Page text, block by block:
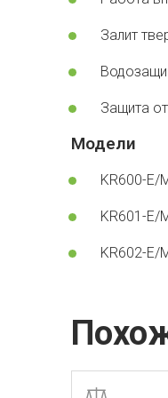
Залит
Защита
Модели
KR600-E/
KR601-E/
KR602-E/